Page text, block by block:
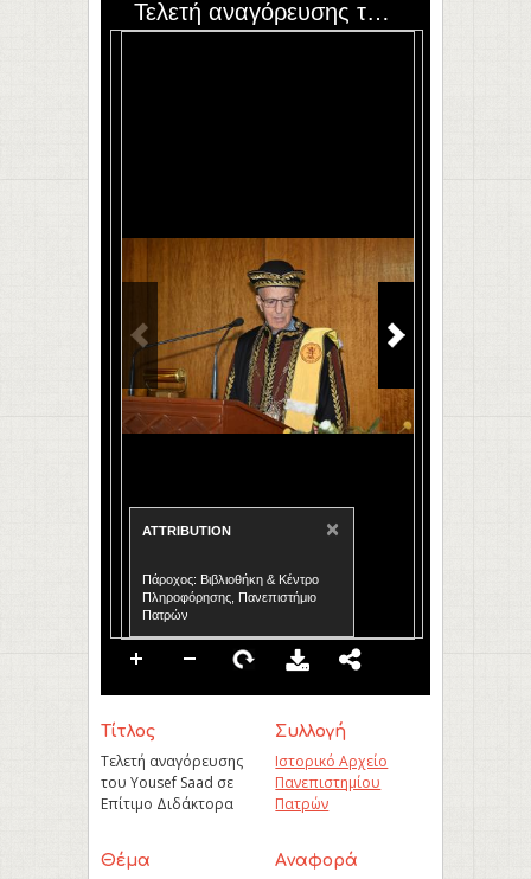
Τελετή αναγόρευσης του Yousef Saad σε Επίτιμο Διδάκτορα
ATTRIBUTION ×
Πάροχος: Βιβλιοθήκη & Κέντρο
Πληροφόρησης, Πανεπιστήμιο
Πατρών
Τίτλος
Τελετή αναγόρευσης
του Yousef Saad σε
Επίτιμο Διδάκτορα
Θέμα
Συλλογή
Ιστορικό Αρχείο
Πανεπιστημίου
Πατρών
Aναφορά